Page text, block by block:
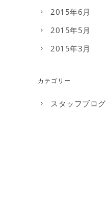
2015年6月
2015年5月
2015年3月
カテゴリー
スタッフブログ